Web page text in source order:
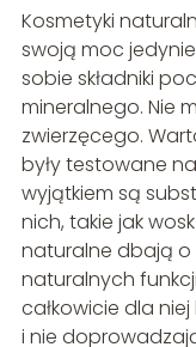
Kosmetyki
swoją moc
sobie składniki
mineralnego. Nie
zwierzęcego.
były testowane
wyjątkiem są
nich, takie jak
naturalne dbają o
naturalnych
całkowicie dla
i nie